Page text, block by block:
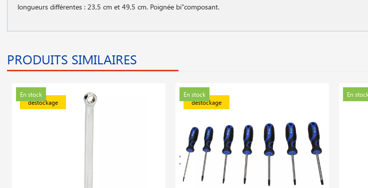
longueurs différentes : 23,5 cm et 49,5 cm. Poignée bi"composant.
PRODUITS SIMILAIRES
En stock
déstockage
En stock
déstockage
En